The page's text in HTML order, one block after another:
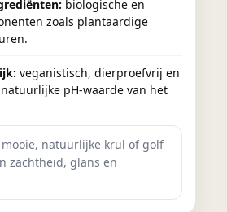
biologische en
zoals plantaardige
veganistisch, dierproefvrij en
pH-waarde van het
mooie, natuurlijke krul of golf
zachtheid, glans en